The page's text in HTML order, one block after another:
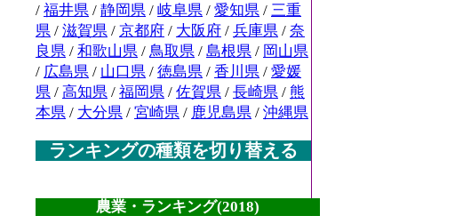
/ 福井県 / 静岡県 / 岐阜県 / 愛知県 / 三重
県 / 滋賀県 / 京都府 / 大阪府 / 兵庫県 / 奈
良県 / 和歌山県 / 鳥取県 / 島根県 / 岡山県
/ 広島県 / 山口県 / 徳島県 / 香川県 / 愛媛
県 / 高知県 / 福岡県 / 佐賀県 / 長崎県 / 熊
本県 / 大分県 / 宮崎県 / 鹿児島県 / 沖縄県
ランキングの種類を切り替える
農業・ランキング(2018)